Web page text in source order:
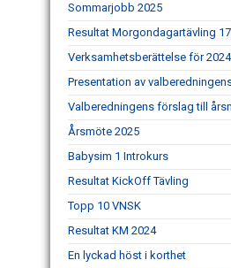
Sommarjobb 2025
Resultat Morgondagartävling
Verksamhetsberättelse för 2024
Presentation av
Valberedningens förslag till
Årsmöte 2025
Babysim 1 Introkurs
Resultat KickOff Tävling
Topp 10 VNSK
Resultat KM 2024
En lyckad höst i korthet